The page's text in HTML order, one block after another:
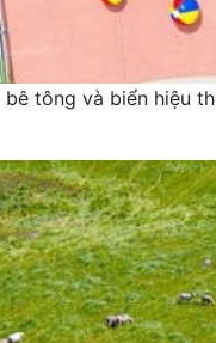
tông và biển hiệu